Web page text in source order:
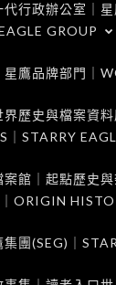
代行政辦公室｜
GROUP
鷹品牌部門｜
歷史與檔案資
｜STARRY
館｜起點歷史
ORIGIN
團(SEG)｜